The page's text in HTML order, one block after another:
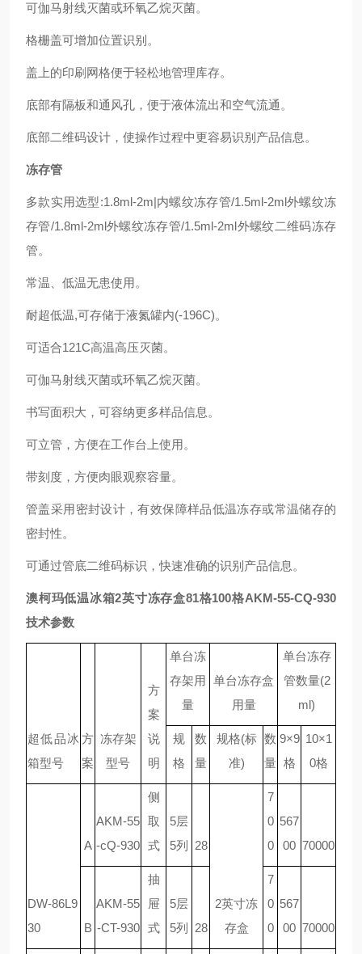
可伽马射线灭菌或环氧乙烷灭菌。
格栅盖可增加位置识别。
盖上的印刷网格便于轻松地管理库存。
底部有隔板和通风孔，便于液体流出和空气流通。
底部二维码设计，使操作过程中更容易识别产品信息。
冻存管
多款实用选型:1.8ml-2m|内螺纹冻存管/1.5ml-2ml外螺纹冻
存管/1.8ml-2ml外螺纹冻存管/1.5ml-2ml外螺纹二维码冻存
管。
常温、低温无患使用。
耐超低温,可存储于液氮罐内(-196C)。
可适合121C高温高压灭菌。
可伽马射线灭菌或环氧乙烷灭菌。
书写面积大，可容纳更多样品信息。
可立管，方便在工作台上使用。
带刻度，方便肉眼观察容量。
管盖采用密封设计，有效保障样品低温冻存或常温储存的
密封性。
可通过管底二维码标识，快速准确的识别产品信息。
澳柯玛低温冰箱2英寸冻存盒81格100格AKM-55-CQ-930
技术参数
超低品冰
箱型号
方
案
冻存架
型号
方
案
说
明
单台冻
存架用
量
单台冻存盒
用量
单台冻存
管数量(2
ml)
规
格
数
量
规格(标
准)
数
量
9×9
格
10×1
0格
DW-86L9
30
A
AKM-55
-cQ-930
侧
取
式
5层
5列
28
2英寸冻
存盒
7
0
0
567
00 70000
B
AKM-55
-CT-930
抽
屉
式
5层
5列
28
7
0
0
567
00 70000